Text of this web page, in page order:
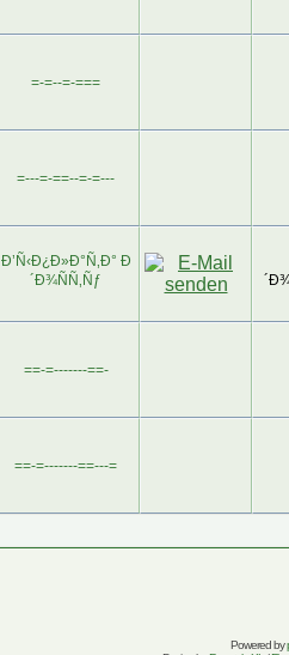
=-=--=-===
=---=-==--=-=---
Ð’Ñ‹Ð¿Ð»Ð°Ñ‚Ð° Ð
´Ð¾ÑÑ‚Ñƒ
==-=-------==-
==-=-------==---=
Powered by